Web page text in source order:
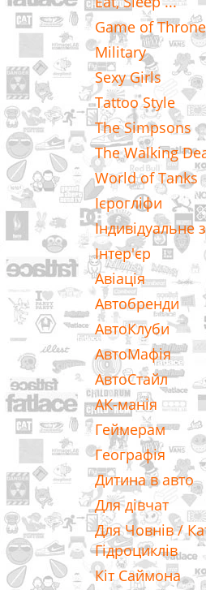
Game of
Military
Sexy Girls
Tattoo Style
The Simpsons
The Walking
World of Tanks
Ієрогліфи
Індивідуальне
Інтер'єр
Авіація
Автобренди
АвтоКлуби
АвтоМафія
АвтоСтайл
АК-манія
Геймерам
Географія
Дитина в авто
Для дівчат
Для Човнів /
Гідроциклів
Кіт Саймона